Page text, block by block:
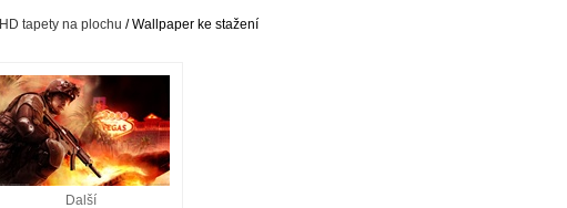
tapety na plochu / Wallpaper ke stažení
Další